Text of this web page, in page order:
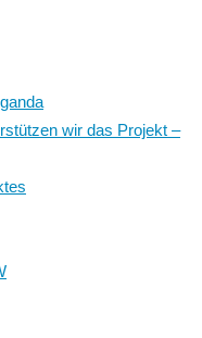
wir das Projekt –